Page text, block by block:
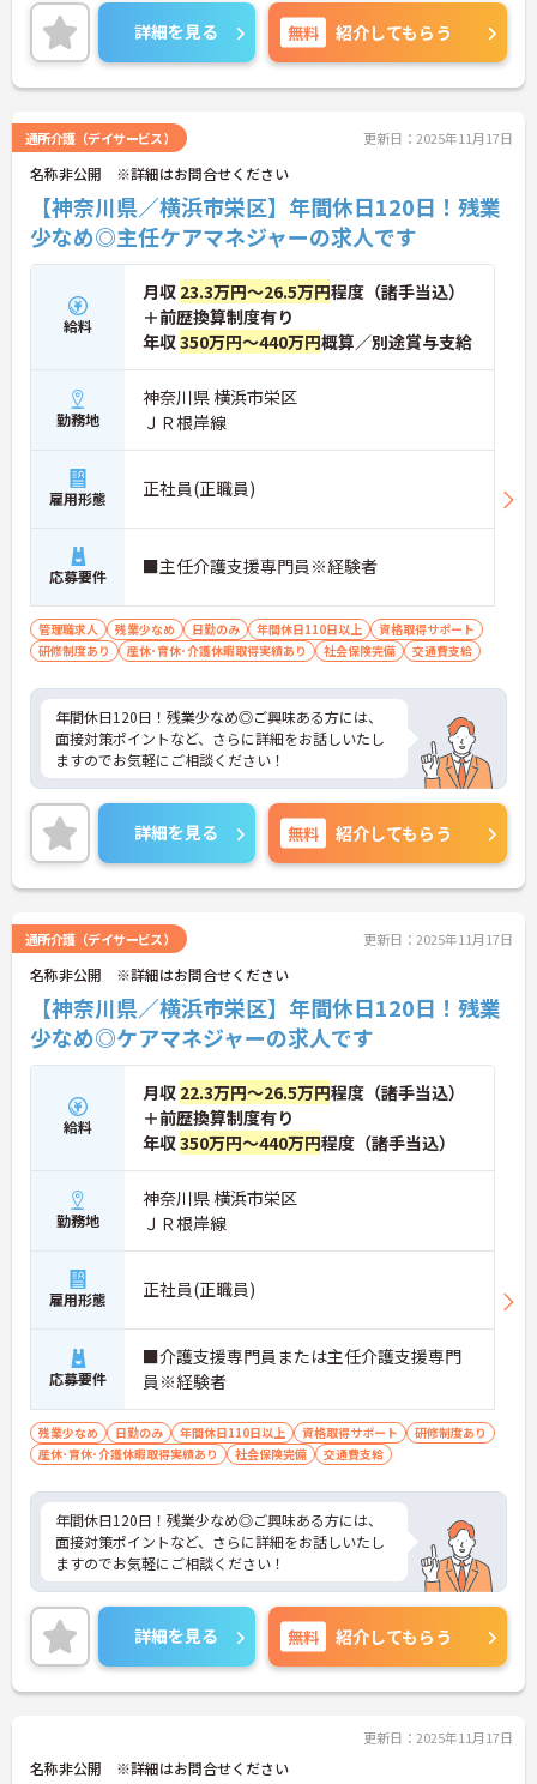
詳細を見る 無料 紹介してもらう
通所介護（デイサービス） 更新日：2025年11月17日
名称非公開 ※詳細はお問合せください
【神奈川県／横浜市栄区】年間休日120日！残業
少なめ◎主任ケアマネジャーの求人です
給料
月収 23.3万円～26.5万円程度（諸手当込）
＋前歴換算制度有り
年収350万円～440万円概算／別途賞与支給
勤務地
神奈川県 横浜市栄区
ＪＲ根岸線
雇用形態 正社員(正職員)
応募要件 ■主任介護支援専門員※経験者
管理職求人 残業少なめ 日勤のみ 年間休日110日以上
資格取得サポート
研修制度あり
産休･育休･介護休暇取得実績あり 社会保険完備 交通費支給
年間休日120日！残業少なめ◎ご興味ある方には、
面接対策ポイントなど、さらに詳細をお話しいたし
ますのでお気軽にご相談ください！
詳細を見る 無料 紹介してもらう
通所介護（デイサービス） 更新日：2025年11月17日
名称非公開 ※詳細はお問合せください
【神奈川県／横浜市栄区】年間休日120日！残業
少なめ◎ケアマネジャーの求人です
給料
月収 22.3万円～26.5万円程度（諸手当込）
＋前歴換算制度有り
年収350万円～440万円程度（諸手当込）
勤務地
神奈川県 横浜市栄区
ＪＲ根岸線
雇用形態 正社員(正職員)
応募要件
■介護支援専門員または主任介護支援専門
員※経験者
残業少なめ 日勤のみ 年間休日110日以上 資格取得サポート
研修制度あり
産休･育休･介護休暇取得実績あり
社会保険完備 交通費支給
年間休日120日！残業少なめ◎ご興味ある方には、
面接対策ポイントなど、さらに詳細をお話しいたし
ますのでお気軽にご相談ください！
詳細を見る 無料 紹介してもらう
更新日：2025年11月17日
名称非公開 ※詳細はお問合せください